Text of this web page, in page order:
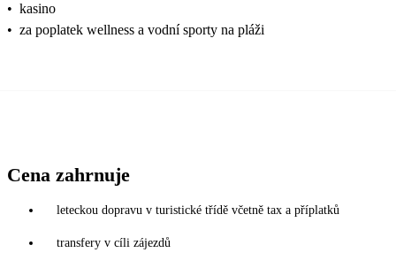
• kasino
• za poplatek wellness a vodní sporty na pláži
Cena zahrnuje
leteckou dopravu v turistické třídě včetně tax a příplatků
transfery v cíli zájezdů